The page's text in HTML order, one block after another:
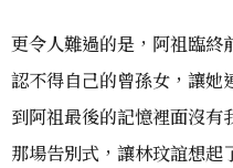
更令人難過的是，阿祖臨終
認不得自己的曾孫女，讓她
到阿祖最後的記憶裡面沒有
那場告別式，讓林玟誼想起